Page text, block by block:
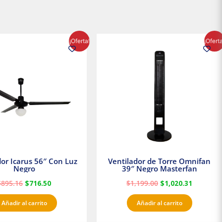
¡Oferta!
Icarus 56″ Con Luz
Negro
895.16 $716.50
precio
actual
Añadir al carrito
Ventilador de Torre Omnifan
39″ Negro Masterfan
$1,199.00
original
era:
$1,199.00.
$1,020.31
precio
actual
Añadir al carrito